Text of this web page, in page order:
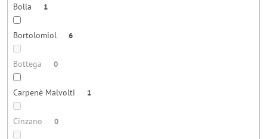
Bolla 1
Bortolomiol 6
Bottega 0
Carpenè Malvolti 1
Cinzano 0